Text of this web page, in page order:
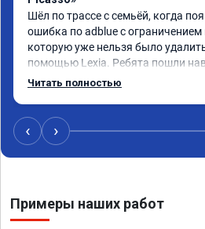
Шёл по трассе с семьёй, когда
ошибка по adblue с ограничением
которую уже нельзя было
помощью Lexia. Ребята пошли
оперативно приняли и за час
Читать полностью
‹ ›
Примеры наших работ